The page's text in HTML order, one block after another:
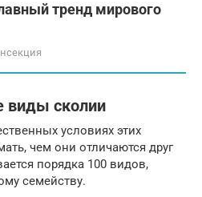
тренд мирового
виды сколии
условиях этих
чем они отличаются друг
порядка 100 видов,
семейству.